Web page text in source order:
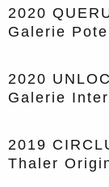
2020
Galerie
2020
Galerie
2019
Thaler